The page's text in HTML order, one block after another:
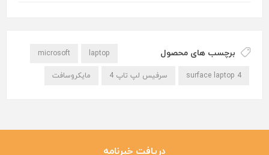
برچسب های محصول laptop
microsoft
surface laptop 4 سرفیس لپ تاپ 4 مایکروسافت
دریافت خبرنامه